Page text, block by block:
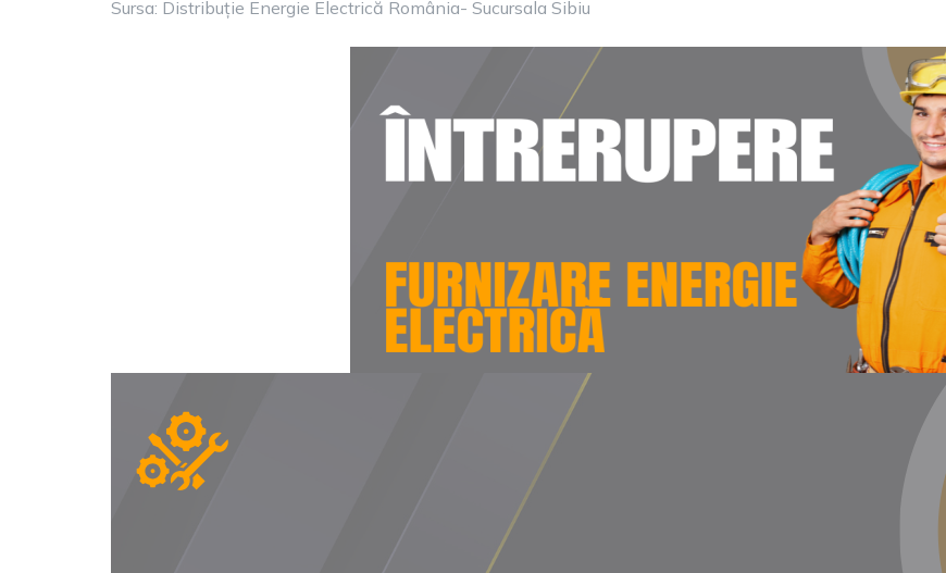
Sursa: Distribuție Energie Electrică România- Sucursala Sibiu